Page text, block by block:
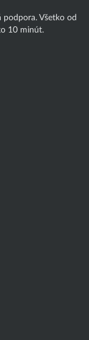
podpora. Všetko od
10 minút.